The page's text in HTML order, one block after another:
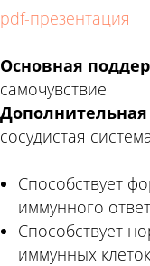
pdf-презентация
Основная
самочувствие
сосудистая
Способствует
иммунного
Способствует
иммунных клеток